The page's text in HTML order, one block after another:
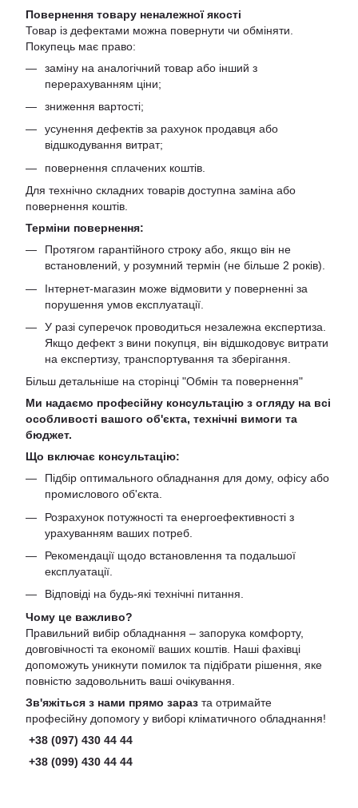
Повернення товару неналежної якості
Товар із дефектами можна повернути чи обміняти.
Покупець має право:
заміну на аналогічний товар або інший з
перерахуванням ціни;
зниження вартості;
усунення дефектів за рахунок продавця або
відшкодування витрат;
повернення сплачених коштів.
Для технічно складних товарів доступна заміна або
повернення коштів.
Терміни повернення:
Протягом гарантійного строку або, якщо він не
встановлений, у розумний термін (не більше 2 років).
Інтернет-магазин може відмовити у поверненні за
порушення умов експлуатації.
У разі суперечок проводиться незалежна експертиза.
Якщо дефект з вини покупця, він відшкодовує витрати
на експертизу, транспортування та зберігання.
Більш детальніше на сторінці "Обмін та повернення"
Ми надаємо професійну консультацію з огляду на всі
особливості вашого об'єкта, технічні вимоги та
бюджет.
Що включає консультацію:
Підбір оптимального обладнання для дому, офісу або
промислового об'єкта.
Розрахунок потужності та енергоефективності з
урахуванням ваших потреб.
Рекомендації щодо встановлення та подальшої
експлуатації.
Відповіді на будь-які технічні питання.
Чому це важливо?
Правильний вибір обладнання – запорука комфорту,
довговічності та економії ваших коштів. Наші фахівці
допоможуть уникнути помилок та підібрати рішення, яке
повністю задовольнить ваші очікування.
Зв'яжіться з нами прямо зараз та отримайте
професійну допомогу у виборі кліматичного обладнання!
+38 (097) 430 44 44
+38 (099) 430 44 44